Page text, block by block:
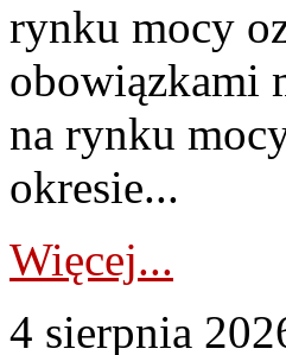
rynku mocy
obowiązkami
na rynku
okresie...
Więcej...
4 sierpnia